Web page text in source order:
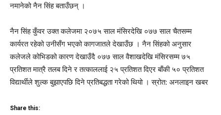
नमानेको नैन सिंह बताउँछन् ।
नैन सिंह कुँवर उक्त कलेजमा २०७५ साल मंसिरदेखि ०७७ साल चैतसम्म
कार्यरत रहेको उनीसँग भएको कागजातले देखाउँछ । नैन सिंहको अनुसार
कलेजले कोभिडको कारण देखाउँदै ०७७ साल वैशाखदेखि मंसिरसम्म ७५
प्रतिशत मात्रै तलब दिने र तत्काललाई २५ प्रतिशत दिएर बाँकी ५० प्रतिशत
विद्यार्थीले शुल्क बुझाएपछि दिने प्रतिबद्धता गरेको थियो । स्रोत: अनलाइन खबर
Share this: